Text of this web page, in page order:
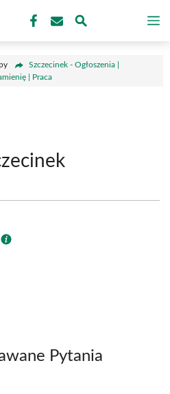
Szczecinek - Ogłoszenia |
| Praca
Pytania